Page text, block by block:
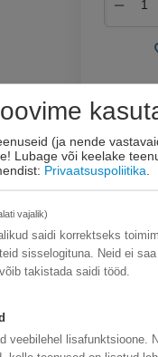
(ja nende
Lubage või keelake
Privaatsuspoliitika
vajalik)
saidi korrektseks
sisselogituna. Neid ei
takistada saidi tööd.
veebilehel lisafunktsioone.